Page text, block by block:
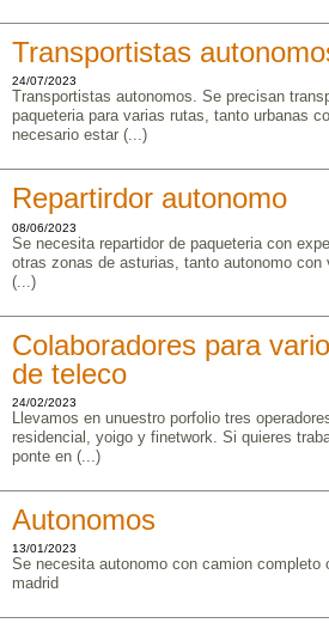
Transportistas
24/07/2023
Transportistas autonomos. Se precisan
paqueteria para varias rutas, tanto urbanas
necesario estar (...)
Repartirdor autonomo
08/06/2023
Se necesita repartidor de paqueteria con
otras zonas de asturias, tanto autonomo con
(...)
Colaboradores para
de teleco
24/02/2023
Llevamos en unuestro porfolio tres
residencial, yoigo y finetwork. Si quieres
ponte en (...)
Autonomos
13/01/2023
Se necesita autonomo con camion completo
madrid